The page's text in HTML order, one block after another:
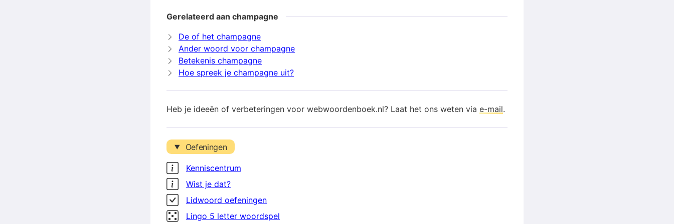
Gerelateerd aan champagne
De of het champagne
Ander woord voor champagne
Betekenis champagne
Hoe spreek je champagne uit?
Heb je ideeën of verbeteringen voor webwoordenboek.nl? Laat het ons weten via e-mail.
Oefeningen
Kenniscentrum
Wist je dat?
Lidwoord oefeningen
Lingo 5 letter woordspel